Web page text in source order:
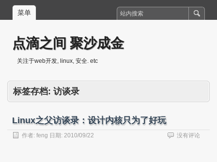
菜单
点滴之间 聚沙成金
关注于web开发, linux, 安全. etc
标签存档: 访谈录
Linux之父访谈录：设计内核只为了好玩
作者: feng 日期: 2010/09/22 没有评论